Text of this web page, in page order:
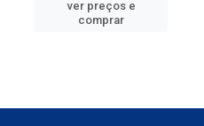
ver preços e
comprar